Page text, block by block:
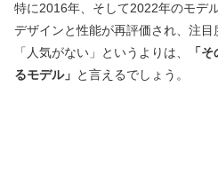
特に2016年、そして2022年のモデ
デザインと性能が再評価され、注目
「人気がない」というよりは、
「
るモデル」 と言えるでしょう。